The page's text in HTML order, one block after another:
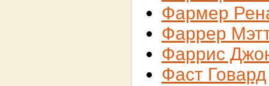
Фармер
Фаррер
Фаррис
Фаст Говард